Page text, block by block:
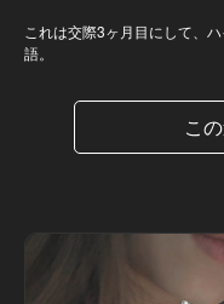
これは交際3ヶ月目にして、
語。
こ